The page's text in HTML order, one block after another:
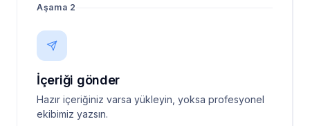
Aşama 2
İçeriği gönder
Hazır içeriğiniz varsa yükleyin, yoksa profesyonel
ekibimiz yazsın.